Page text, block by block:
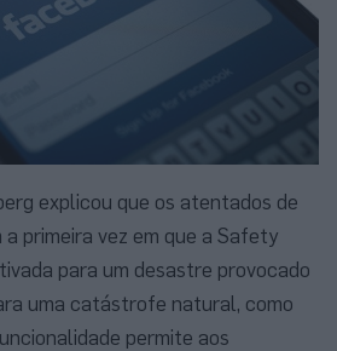
explicou que os atentados de
a primeira vez em que a Safety
para um desastre provocado
uma catástrofe natural, como
permite aos